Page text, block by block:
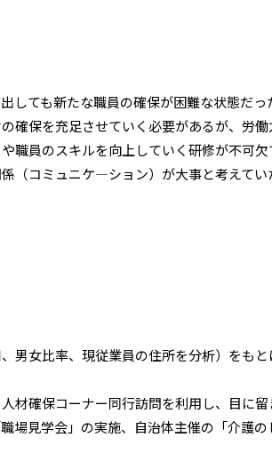
しても新たな職員の確保が困難な状態だっ
確保を充足させていく必要があるが、労
職員のスキルを向上していく研修が不可欠
（コミュニケ―ション）が大事と考えて
男女比率、現従業員の住所を分析）をも
材確保コーナー同行訪問を利用し、目に
場見学会」の実施、自治体主催の「介護